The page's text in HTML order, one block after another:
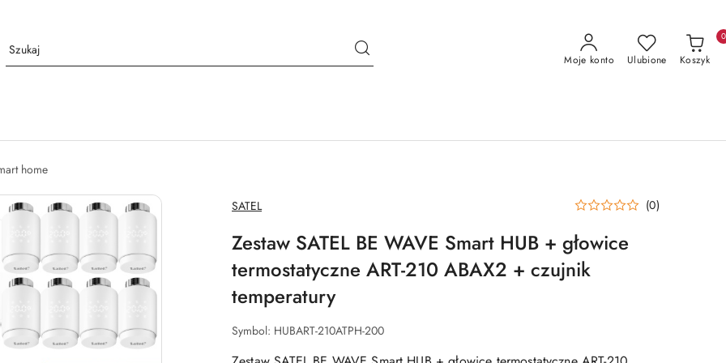
Moje konto Ulubione Koszyk
0
home
NAZWA
PRODUCENTA:
SATEL (0)
Zestaw SATEL BE WAVE Smart HUB + głowice
termostatyczne ART-210 ABAX2 + czujnik
temperatury
Symbol: HUBART-210ATPH-200